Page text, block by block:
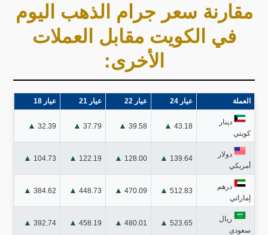
مقارنة سعر جرام الذهب اليوم
في الكويت مقابل العملات
الأخرى:
العملة عيار 24 عيار 22 عيار 21 عيار 18
دينار
كويتي
43.18
▲
39.58
▲
37.79
▲
32.39
▲
دولار
أمريكي
139.64
▲
128.00
▲
122.19
▲
104.73
▲
درهم
إماراتي
512.83
▲
470.09
▲
448.73
▲
384.62
▲
ريال
سعودي
523.65
▲
480.01
▲
458.19
▲
392.74
▲